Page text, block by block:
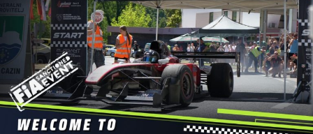
Share Post
Share
Share